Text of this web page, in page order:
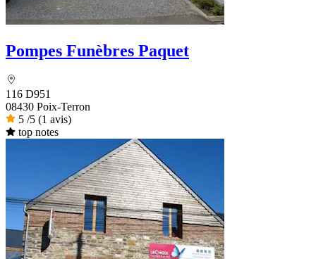
Pompes Funèbres Paquet
116 D951
08430 Poix-Terron
5 /5 (1 avis)
top notes